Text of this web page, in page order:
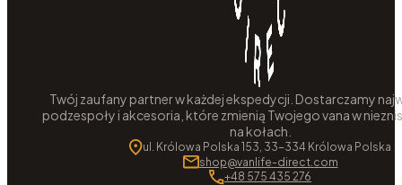
Twój zaufany partner w każdej ekspedycji. Dostarczamy
podzespoły i akcesoria, które zmienią Twojego vana w
na kołach.
ul. Królowa Polska 153, 33-334 Królowa Polska
shop@vanlife-direct.com
+48 575 435 276